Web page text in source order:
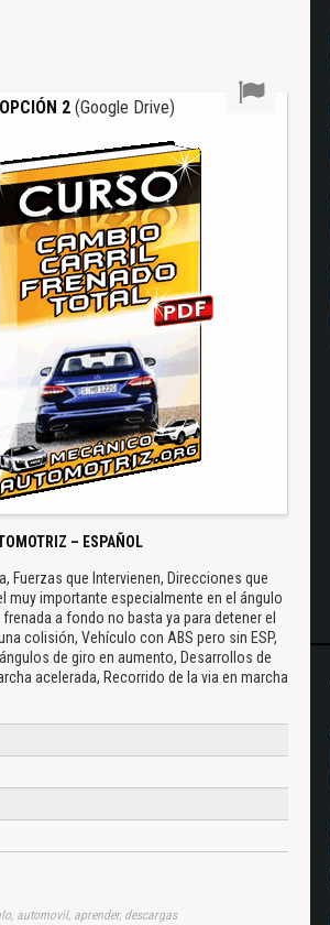
OPCIÓN 2 (Google Drive)
– ESPAÑOL
Fuerzas que Intervienen, Direcciones que
muy importante especialmente en el ángulo
a fondo no basta ya para detener el
colisión, Vehículo con ABS pero sin ESP,
de giro en aumento, Desarrollos de
acelerada, Recorrido de la via en marcha
automovil, aprender, descargas